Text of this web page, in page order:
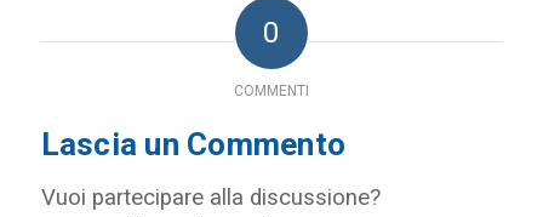
0
COMMENTI
Lascia un Commento
Vuoi partecipare alla discussione?